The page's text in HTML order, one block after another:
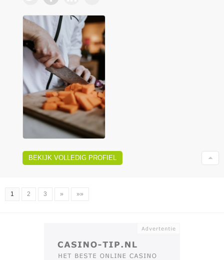
BEKIJK VOLLEDIG PROFIEL
1 2 3 » »»